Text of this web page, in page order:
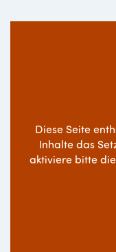
Diese Seite
Inhalte das
aktiviere bitte